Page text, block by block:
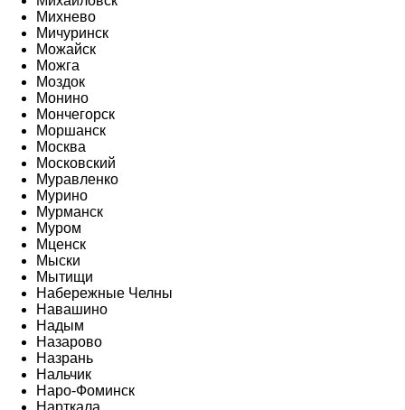
Михнево
Мичуринск
Можайск
Можга
Моздок
Монино
Мончегорск
Моршанск
Москва
Московский
Муравленко
Мурино
Мурманск
Муром
Мценск
Мыски
Мытищи
Набережные Челны
Навашино
Надым
Назарово
Назрань
Нальчик
Наро-Фоминск
Нарткала